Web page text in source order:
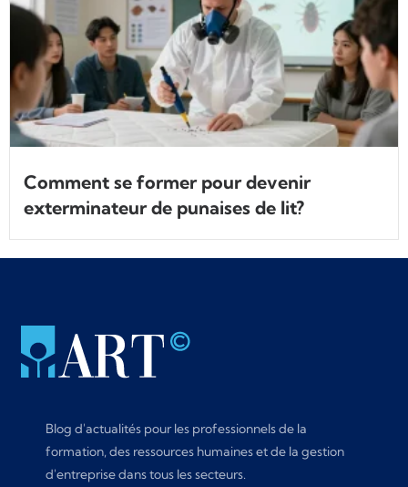
Comment se former pour devenir
exterminateur de punaises de lit?
Blog d'actualités pour les professionnels de la
formation, des ressources humaines et de la gestion
d'entreprise dans tous les secteurs.